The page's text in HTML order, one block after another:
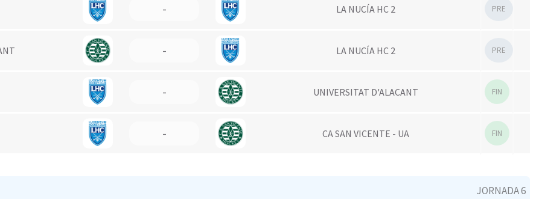
- LA NUCÍA HC 2 PRE
- LA NUCÍA HC 2 PRE
- UNIVERSITAT D'ALACANT FIN
- CA SAN VICENTE - UA FIN
JORNADA 6